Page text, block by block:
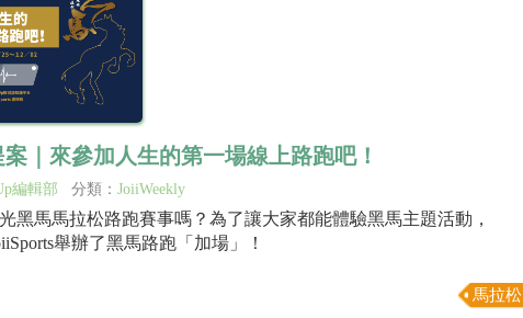
｜來參加人生的第一場線上路跑吧！
編輯部 分類： JoiiWeekly
黑馬馬拉松路跑賽事嗎？為了讓大家都能體驗黑馬主題活動，
舉辦了黑馬路跑「加場」！
馬拉松